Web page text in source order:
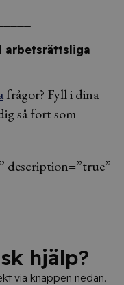
arbetsrättsliga
frågor? Fyll i dina
så fort som
description=”true”
hjälp?
via knappen nedan.